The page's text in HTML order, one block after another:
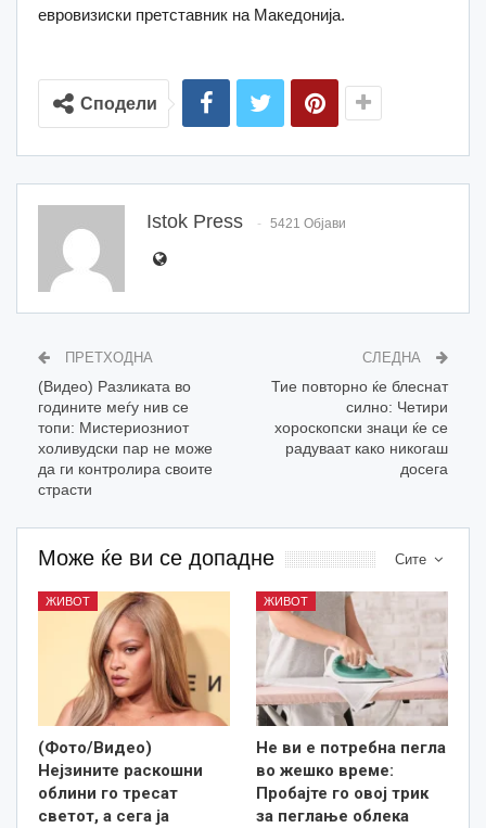
евровизиски претставник на Македонија.
Сподели
Istok Press 5421 Објави
ПРЕТХОДНА
(Видео) Разликата во
годините меѓу нив се
топи: Мистериозниот
холивудски пар не може
да ги контролира своите
страсти
СЛЕДНА
Тие повторно ќе блеснат
силно: Четири
хороскопски знаци ќе се
радуваат како никогаш
досега
Сите
Може ќе ви се допадне
ЖИВОТ
(Фото/Видео)
Нејзините раскошни
облини го тресат
светот, а сега ја
ЖИВОТ
Не ви е потребна пегла
во жешко време:
Пробајте го овој трик
за пеглање облека